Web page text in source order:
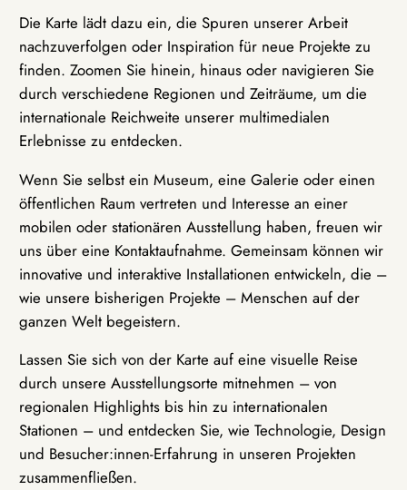
Die Karte lädt dazu ein, die Spuren unserer Arbeit
nachzuverfolgen oder Inspiration für neue Projekte zu
finden. Zoomen Sie hinein, hinaus oder navigieren Sie
durch verschiedene Regionen und Zeiträume, um die
internationale Reichweite unserer multimedialen
Erlebnisse zu entdecken.
Wenn Sie selbst ein Museum, eine Galerie oder einen
öffentlichen Raum vertreten und Interesse an einer
mobilen oder stationären Ausstellung haben, freuen wir
uns über eine Kontaktaufnahme. Gemeinsam können wir
innovative und interaktive Installationen entwickeln, die –
wie unsere bisherigen Projekte – Menschen auf der
ganzen Welt begeistern.
Lassen Sie sich von der Karte auf eine visuelle Reise
durch unsere Ausstellungsorte mitnehmen – von
regionalen Highlights bis hin zu internationalen
Stationen – und entdecken Sie, wie Technologie, Design
und Besucher:innen-Erfahrung in unseren Projekten
zusammenfließen.